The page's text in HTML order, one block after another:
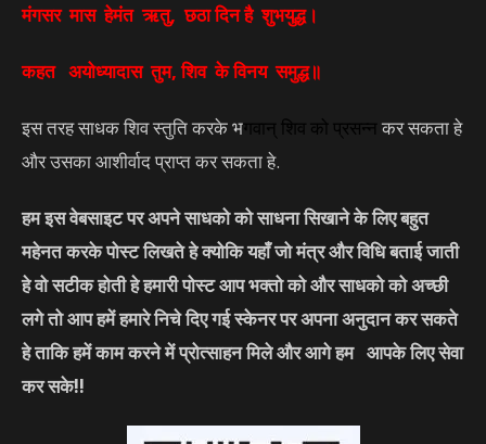
मंगसर मास हेमंत ऋतु, छठा दिन है शुभयुद्ध।
कहत अयोध्यादास तुम, शिव के विनय समुद्ध॥
इस तरह साधक शिव स्तुति करके भगवान् शिव को प्रसन्नकर सकता हे
और उसका आशीर्वाद प्राप्त कर सकता हे.
हम इस वेबसाइट पर अपने साधको को साधना सिखाने के लिए बहुत
महेनत करके पोस्ट लिखते हे क्योकि यहाँ जो मंत्र और विधि बताई जाती
हे वो सटीक होती हे हमारी पोस्ट आप भक्तो को और साधको को अच्छी
लगे तो आप हमें हमारे निचे दिए गई स्केनर पर अपना अनुदान कर सकते
हे ताकि हमें काम करने में प्रोत्साहन मिले और आगे हम आपके लिए सेवा
कर सके!!